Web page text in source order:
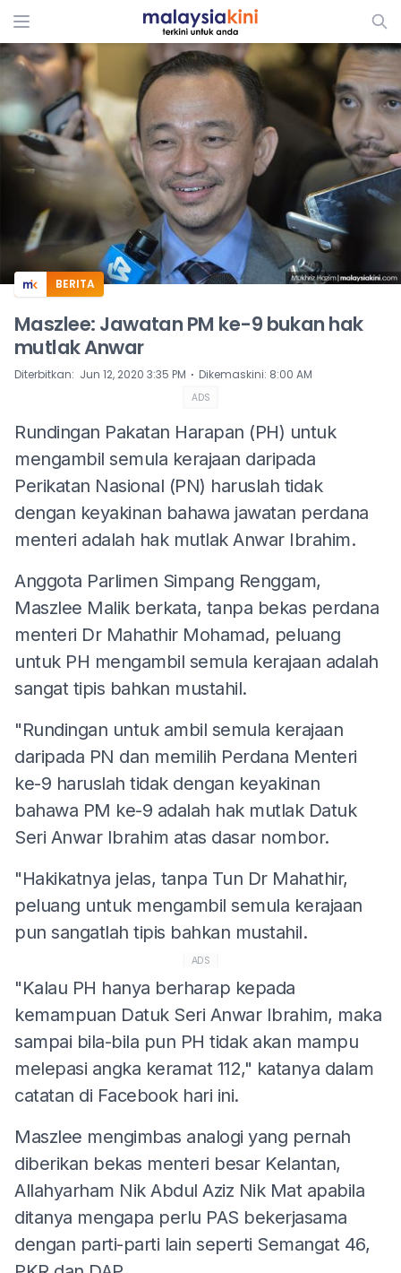
ADS
BERITA
Maszlee: Jawatan PM ke-9 bukan hak
mutlak Anwar
Diterbitkan: Jun 12, 2020 3:35 PM ⋅ Dikemaskini: 8:00 AM
ADS
Rundingan Pakatan Harapan (PH) untuk
mengambil semula kerajaan daripada
Perikatan Nasional (PN) haruslah tidak
dengan keyakinan bahawa jawatan perdana
menteri adalah hak mutlak Anwar Ibrahim.
Anggota Parlimen Simpang Renggam,
Maszlee Malik berkata, tanpa bekas perdana
menteri Dr Mahathir Mohamad, peluang
untuk PH mengambil semula kerajaan adalah
sangat tipis bahkan mustahil.
"Rundingan untuk ambil semula kerajaan
daripada PN dan memilih Perdana Menteri
ke-9 haruslah tidak dengan keyakinan
bahawa PM ke-9 adalah hak mutlak Datuk
Seri Anwar Ibrahim atas dasar nombor.
"Hakikatnya jelas, tanpa Tun Dr Mahathir,
peluang untuk mengambil semula kerajaan
pun sangatlah tipis bahkan mustahil.
ADS
"Kalau PH hanya berharap kepada
kemampuan Datuk Seri Anwar Ibrahim, maka
sampai bila-bila pun PH tidak akan mampu
melepasi angka keramat 112," katanya dalam
catatan di Facebook hari ini.
Maszlee mengimbas analogi yang pernah
diberikan bekas menteri besar Kelantan,
Allahyarham Nik Abdul Aziz Nik Mat apabila
ditanya mengapa perlu PAS bekerjasama
dengan parti-parti lain seperti Semangat 46,